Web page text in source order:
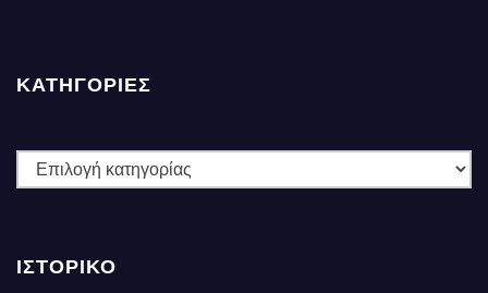
ΚΑΤΗΓΟΡΙΕΣ
ΚΑΤΗΓΟΡΙΕΣ
ΙΣΤΟΡΙΚΌ